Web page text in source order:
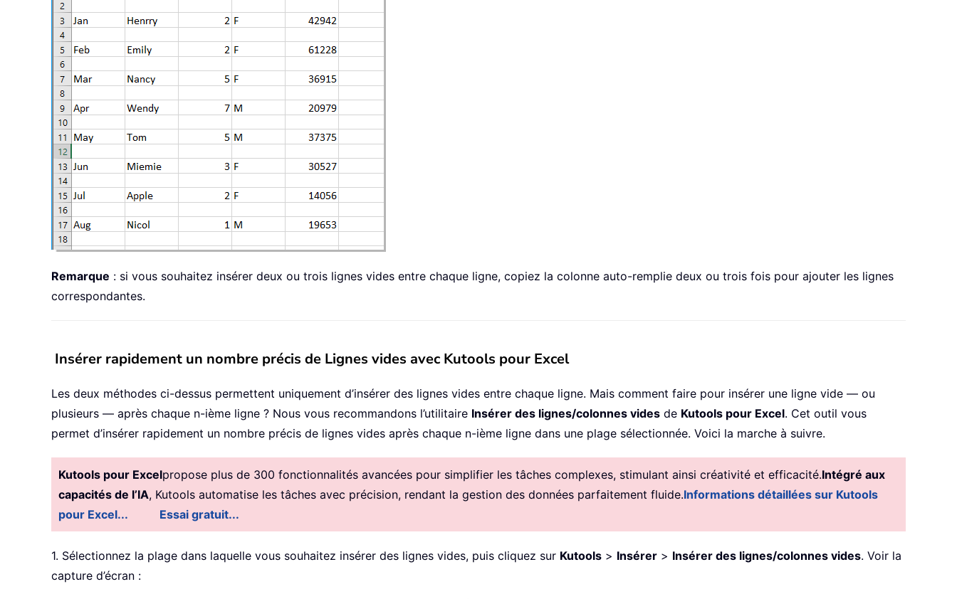
Remarque : si vous souhaitez insérer deux ou trois lignes vides entre chaque ligne, copiez la colonne auto-remplie deux ou trois fois pour ajouter les lignes
correspondantes.
Insérer rapidement un nombre précis de Lignes vides avec Kutools pour Excel
Les deux méthodes ci-dessus permettent uniquement d’insérer des lignes vides entre chaque ligne. Mais comment faire pour insérer une ligne vide — ou
plusieurs — après chaque n-ième ligne ? Nous vous recommandons l’utilitaire Insérer des lignes/colonnes vides de Kutools pour Excel. Cet outil vous
permet d’insérer rapidement un nombre précis de lignes vides après chaque n-ième ligne dans une plage sélectionnée. Voici la marche à suivre.
Kutools pour Excelpropose plus de 300 fonctionnalités avancées pour simplifier les tâches complexes, stimulant ainsi créativité et efficacité.Intégré aux
capacités de l’IA, Kutools automatise les tâches avec précision, rendant la gestion des données parfaitement fluide.Informations détaillées sur Kutools
pour Excel...
Essai gratuit...
1. Sélectionnez la plage dans laquelle vous souhaitez insérer des lignes vides, puis cliquez sur Kutools > Insérer > Insérer des lignes/colonnes vides. Voir la
capture d’écran :